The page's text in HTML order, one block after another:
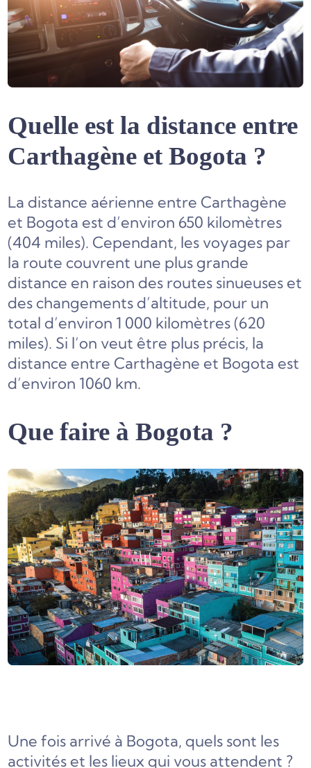
Quelle est la distance entre
Carthagène et Bogota ?
La distance aérienne entre Carthagène
et Bogota est d’environ 650 kilomètres
(404 miles). Cependant, les voyages par
la route couvrent une plus grande
distance en raison des routes sinueuses et
des changements d’altitude, pour un
total d’environ 1 000 kilomètres (620
miles). Si l’on veut être plus précis, la
distance entre Carthagène et Bogota est
d’environ 1060 km.
Que faire à Bogota ?
Une fois arrivé à Bogota, quels sont les
activités et les lieux qui vous attendent ?